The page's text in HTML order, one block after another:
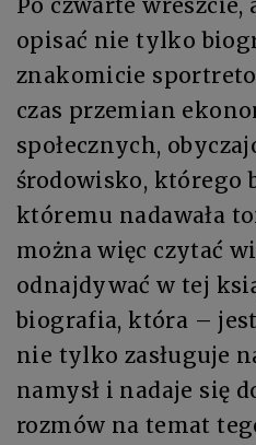
Po czwarte wreszcie,
opisać nie tylko
znakomicie
czas przemian
społecznych,
środowisko, którego
któremu nadawała
można więc czytać
odnajdywać w tej
biografia, która –
nie tylko zasługuje
namysł i nadaje się
rozmów na temat